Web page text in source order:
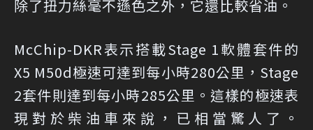
除了扭力絲毫不遜色之外，它還比較省油。
McChip-DKR表示搭載Stage 1軟體套件的
X5 M50d極速可達到每小時280公里，Stage
2套件則達到每小時285公里。這樣的極速表
現對於柴油車來說，已相當驚人了。